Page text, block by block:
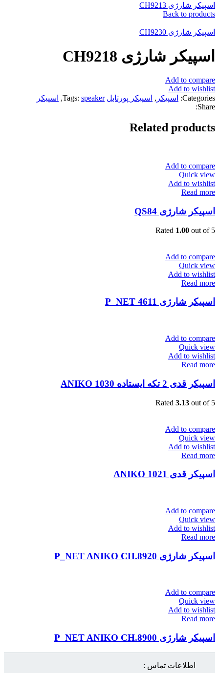
اسپیکر شارژی CH9213
Back to products
اسپیکر شارژی CH9230
اسپیکر شارژی CH9218
Add to compare
Add to wishlist
Categories:
اسپیکر , اسپیکر پورتابل Tags: speaker
, اسپیکر
Share:
Related products
Add to compare
Quick view
Add to wishlist
Read more
اسپیکر شارژی QS84
Rated 1.00 out of 5
Add to compare
Quick view
Add to wishlist
Read more
اسپیکر شارژی P_NET 4611
Add to compare
Quick view
Add to wishlist
Read more
اسپیکر قدی 2 تکه ایستاده ANIKO 1030
Rated 3.13 out of 5
Add to compare
Quick view
Add to wishlist
Read more
اسپیکر قدی ANIKO 1021
Add to compare
Quick view
Add to wishlist
Read more
اسپیکر شارژی P_NET ANIKO CH.8920
Add to compare
Quick view
Add to wishlist
Read more
اسپیکر شارژی P_NET ANIKO CH.8900
اطلاعات تماس :